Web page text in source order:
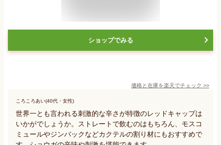
ショップでみる
価格と在庫を楽天でチェック >>
ころころあい(40代・女性)
世界一とも言われる刺激的な辛さが特徴のレッドキャップは
いかがでしょうか。ストレートで飲むのはもちろん、モスコ
ミュールやジンバックなどカクテルの割り材にもおすすめで